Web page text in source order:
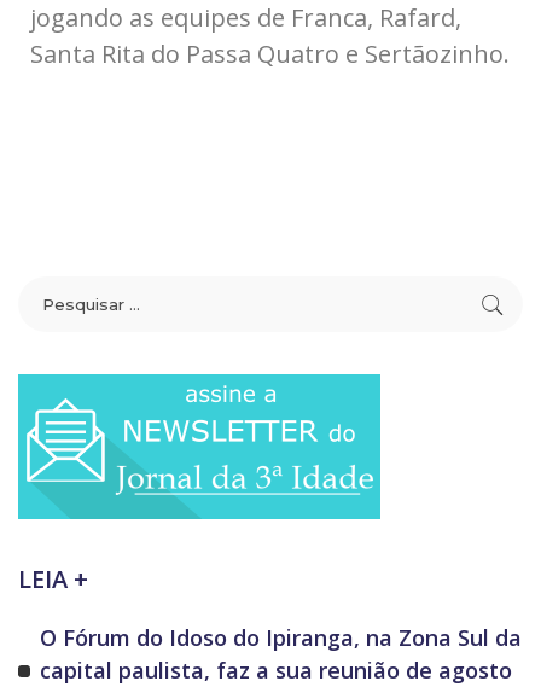
jogando as equipes de Franca, Rafard,
Santa Rita do Passa Quatro e Sertãozinho.
LEIA +
O Fórum do Idoso do Ipiranga, na Zona Sul da
capital paulista, faz a sua reunião de agosto